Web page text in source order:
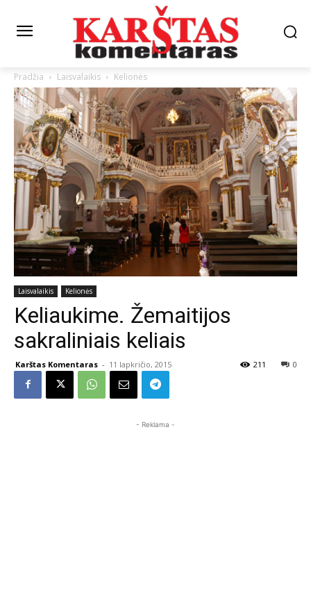
Pradžia Laisvalaikis Kelionės
Laisvalaikis Kelionės
Keliaukime. Žemaitijos
sakraliniais keliais
Karštas Komentaras - 11 lapkričio, 2015 0
211
- Reklama -